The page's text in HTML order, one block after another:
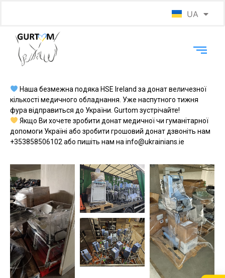
UA
EN
Наша безмежна подяка HSE Ireland за донат величезної
кількості медичного обладнання. Уже наспутного тижня
фура відправиться до України. Gurtom зустрічайте!
Якщо Ви хочете зробити донат медичної чи гуманітарної
допомоги Україні або зробити грошовий донат дзвоніть нам
+353858506102 або пишіть нам на info@ukrainians.ie